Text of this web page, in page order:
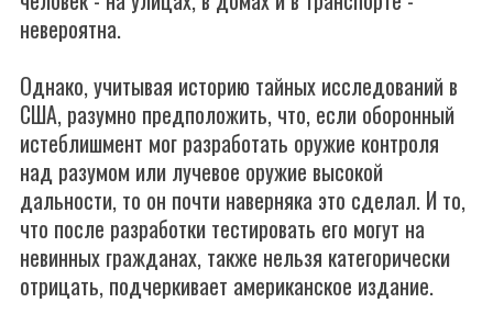
невероятна.
Однако, учитывая историю тайных исследований в
США, разумно предположить, что, если оборонный
истеблишмент мог разработать оружие контроля
над разумом или лучевое оружие высокой
дальности, то он почти наверняка это сделал. И то,
что после разработки тестировать его могут на
невинных гражданах, также нельзя категорически
отрицать, подчеркивает американское издание.